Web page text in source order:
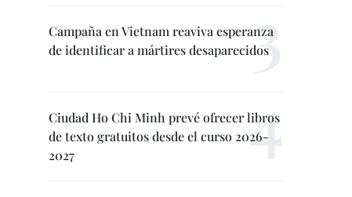
Campaña en Vietnam reaviva esperanza
de identificar a mártires desaparecidos
Ciudad Ho Chi Minh prevé ofrecer libros
de texto gratuitos desde el curso 2026-
2027